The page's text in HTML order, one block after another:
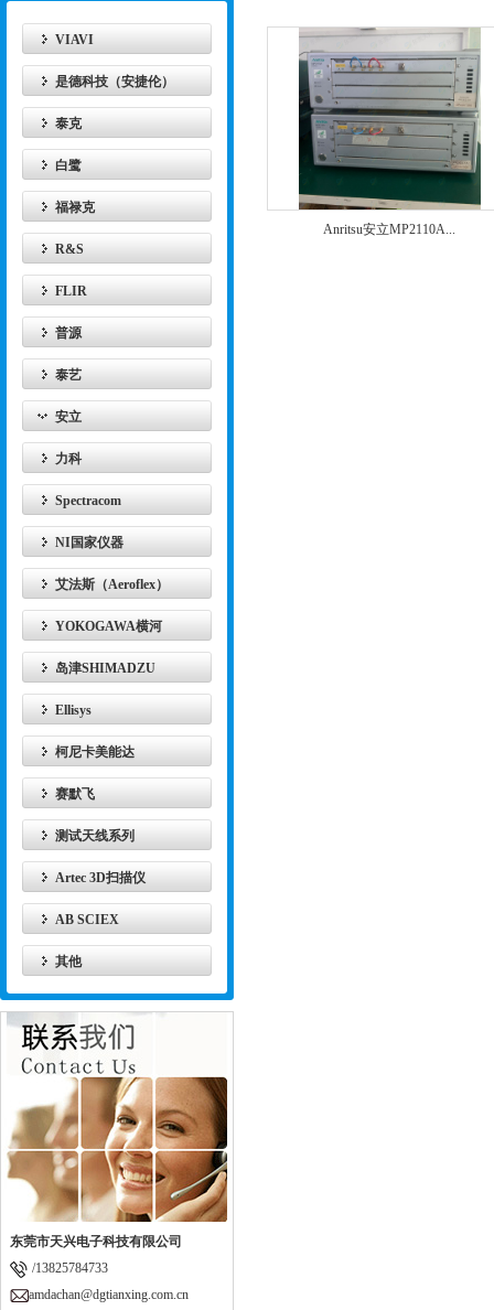
VIAVI
是德科技（安捷伦）
泰克
白鹭
福禄克
R&S
FLIR
普源
泰艺
安立
力科
Spectracom
NI国家仪器
艾法斯（Aeroflex）
YOKOGAWA横河
岛津SHIMADZU
Ellisys
柯尼卡美能达
赛默飞
测试天线系列
Artec 3D扫描仪
AB SCIEX
其他
东莞市天兴电子科技有限公司
/13825784733
amdachan@dgtianxing.com.cn
Anritsu安立MP2110A...